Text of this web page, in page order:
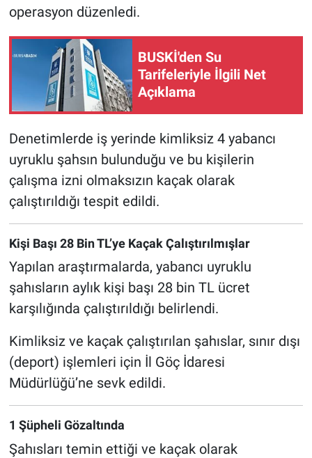
operasyon düzenledi.
BUSKİ'den Su
Tarifeleriyle İlgili Net
Açıklama
Denetimlerde iş yerinde kimliksiz 4 yabancı
uyruklu şahsın bulunduğu ve bu kişilerin
çalışma izni olmaksızın kaçak olarak
çalıştırıldığı tespit edildi.
Kişi Başı 28 Bin TL’ye Kaçak Çalıştırılmışlar
Yapılan araştırmalarda, yabancı uyruklu
şahısların aylık kişi başı 28 bin TL ücret
karşılığında çalıştırıldığı belirlendi.
Kimliksiz ve kaçak çalıştırılan şahıslar, sınır dışı
(deport) işlemleri için İl Göç İdaresi
Müdürlüğü’ne sevk edildi.
1 Şüpheli Gözaltında
Şahısları temin ettiği ve kaçak olarak
Spor
Nöbetçi Eczaneler